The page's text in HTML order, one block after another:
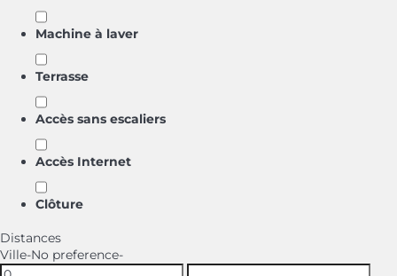
Machine à laver
Terrasse
Accès sans escaliers
Accès Internet
Clôture
Distances
Ville-No preference-